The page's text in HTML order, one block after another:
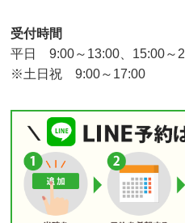
受付時間
平日 9:00～13:00、15:00～
※土日祝 9:00～17:00